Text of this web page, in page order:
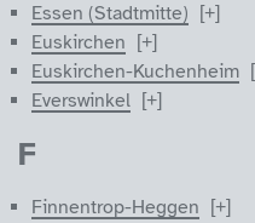
Essen (Stadtmitte)
Euskirchen
Euskirchen-Kuchenheim
Everswinkel
F
Finnentrop-Heggen